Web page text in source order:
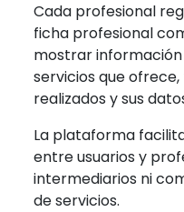
Cada profesional
ficha profesional
mostrar información
servicios que
realizados y sus
La plataforma
entre usuarios y
intermediarios ni
de servicios.